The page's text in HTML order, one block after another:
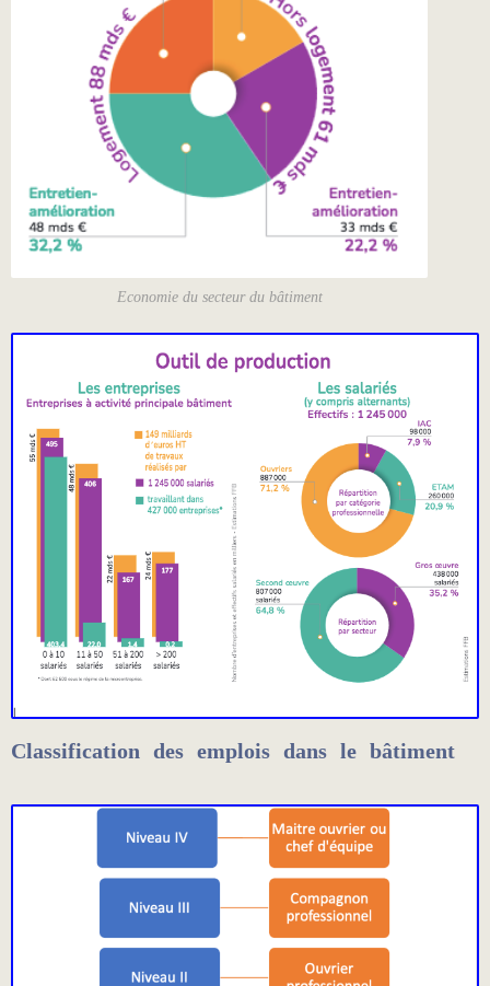
Economie du secteur du bâtiment
Classification des emplois dans le bâtiment